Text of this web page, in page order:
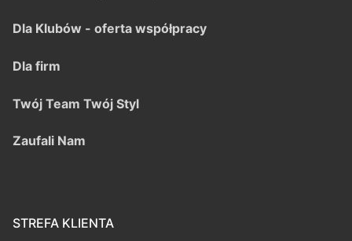
Dla Klubów - oferta współpracy
Dla firm
Twój Team Twój Styl
Zaufali Nam
STREFA KLIENTA